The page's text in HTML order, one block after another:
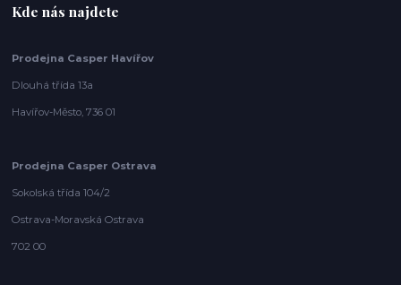
Kde nás najdete
Prodejna Casper Havířov
Dlouhá třída 13a
Havířov-Město, 736 01
Prodejna Casper Ostrava
Sokolská třída 104/2
Ostrava-Moravská Ostrava
702 00